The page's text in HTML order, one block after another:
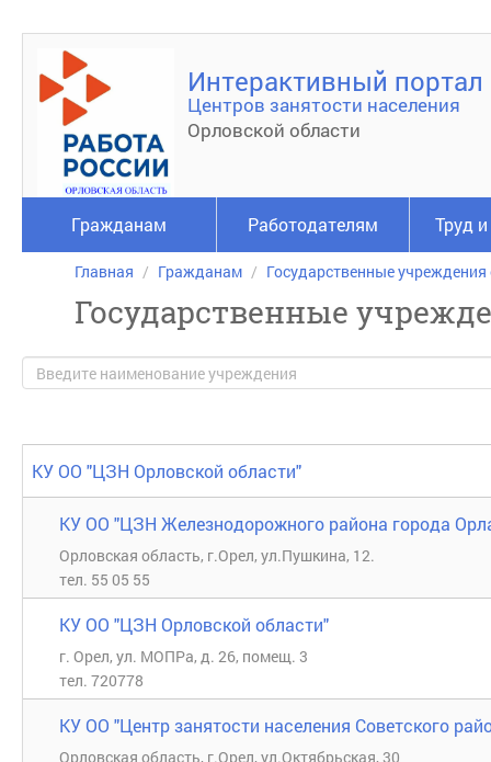
Интерактивный портал
Центров занятости населения
Орловской области
Гражданам Работодателям Труд
Главная Гражданам Государственные
Государственные
КУ ОО "ЦЗН Орловской области"
КУ ОО "ЦЗН Железнодорожного района города
Орловская область, г.Орел, ул.Пушкина, 12.
тел. 55 05 55
КУ ОО "ЦЗН Орловской области"
г. Орел, ул. МОПРа, д. 26, помещ. 3
тел. 720778
КУ ОО "Центр занятости населения Советского
Орловская область, г.Орел, ул.Октябрьская, 30